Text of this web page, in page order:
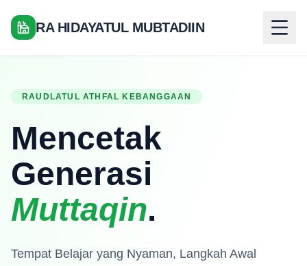
RA HIDAYATUL MUBTADIIN
RAUDLATUL ATHFAL KEBANGGAAN
Mencetak
Generasi
Muttaqin.
Tempat Belajar yang Nyaman, Langkah Awal